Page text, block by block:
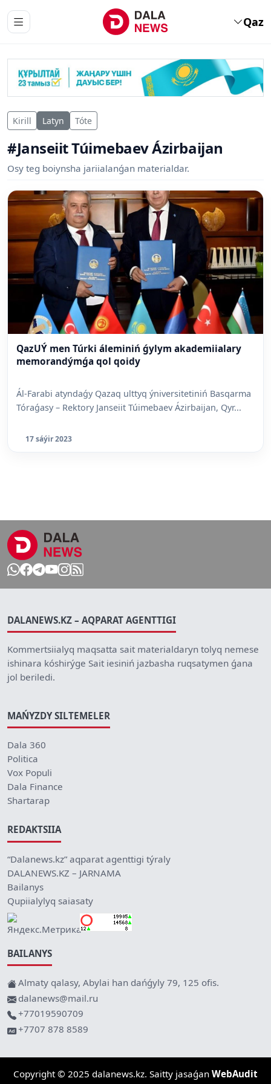
Qaz
Kirill Latyn Tóte
#Janseiit Túimebaev Ázirbaijan
Osy teg boiynsha jariialanǵan materialdar.
QazUÝ men Túrki áleminiń ǵylym akademiialary
memorandýmǵa qol qoidy
Ál-Farabi atyndaǵy Qazaq ulttyq ýniversitetiniń Basqarma
Tóraǵasy – Rektory Janseiit Túimebaev Ázirbaijan, Qyr...
17 sáýir 2023
DALANEWS.KZ – AQPARAT AGENTTIGI
Kommertsiialyq maqsatta sait materialdaryn tolyq nemese
ishinara kóshirýge Sait iesiniń jazbasha ruqsatymen ǵana
jol beriledi.
MAŃYZDY SILTEMELER
Dala 360
Politica
Vox Populi
Dala Finance
Shartarap
REDAKTSIIA
“Dalanews.kz” aqparat agenttigi týraly
DALANEWS.KZ – JARNAMA
Bailanys
Qupiialylyq saiasaty
BAILANYS
Almaty qalasy, Abylai han dańǵyly 79, 125 ofis.
dalanews@mail.ru
+77019590709
+7707 878 8589
Copyright © 2025 dalanews.kz. Saitty jasaǵan WebAudit